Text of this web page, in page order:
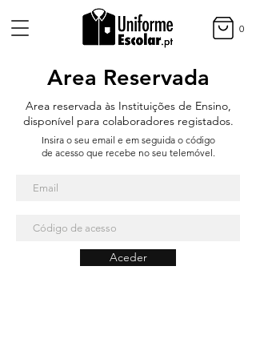
0
Area Reservada
Area reservada às Instituições de Ensino,
disponível para colaboradores registados.
Insira o seu email e em seguida o código
de acesso que recebe no seu telemóvel.
Aceder